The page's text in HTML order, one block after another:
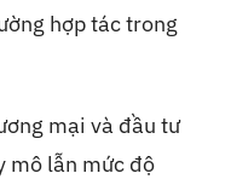
hợp tác trong
mại và đầu tư
mô lẫn mức độ